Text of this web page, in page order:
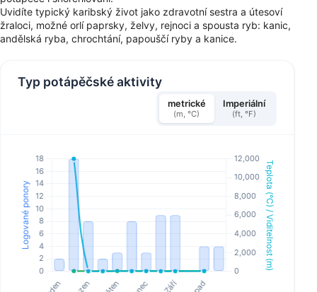
Uvidíte typický karibský život jako zdravotní sestra a útesoví
žraloci, možné orlí paprsky, želvy, rejnoci a spousta ryb: kanic,
andělská ryba, chrochtání, papouščí ryby a kanice.
Typ potápěčské aktivity
metrické
(m, °C)
Imperiální
(ft, °F)